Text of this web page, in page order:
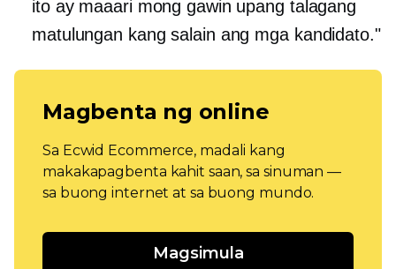
ito ay maaari mong gawin upang talagang
matulungan kang salain ang mga kandidato."
Magbenta ng online
Sa Ecwid Ecommerce, madali kang
makakapagbenta kahit saan, sa sinuman —
sa buong internet at sa buong mundo.
Magsimula